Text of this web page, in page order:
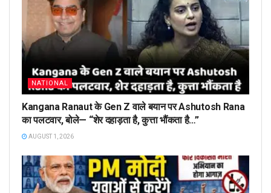
NATIONAL
Kangana Ranaut के Gen Z वाले बयान पर Ashutosh Rana
का पलटवार, बोले— “शेर दहाड़ता है, कुत्ता भौंकता है…”
AUGUST 1, 2026